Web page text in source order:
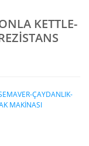
KETTLE-
ÇAYDANLIK-
MAKİNASI